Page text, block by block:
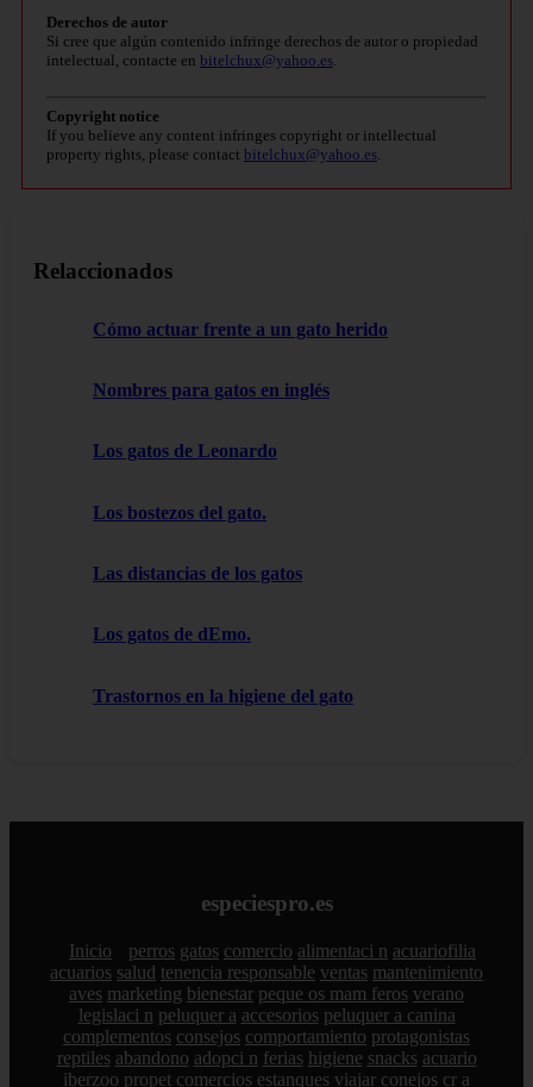
Derechos de autor
Si cree que algún contenido infringe derechos de autor o propiedad
intelectual, contacte en bitelchux@yahoo.es
Copyright notice
If you believe any content infringes copyright or intellectual
property rights, please contact bitelchux@yahoo.es
Relaccionados
Cómo actuar frente a un gato herido
Nombres para gatos en inglés
Los gatos de Leonardo
Los bostezos del gato.
Las distancias de los gatos
Los gatos de dEmo.
Trastornos en la higiene del gato
especiespro.es
Inicio perros gatos comercio alimentaci n acuariofilia
acuarios salud tenencia responsable ventas mantenimiento
aves marketing bienestar peque os mam feros verano
legislaci n peluquer a accesorios peluquer a canina
complementos consejos comportamiento protagonistas
reptiles abandono adopci n ferias higiene snacks acuario
iberzoo propet comercios estanques viajar conejos cr a